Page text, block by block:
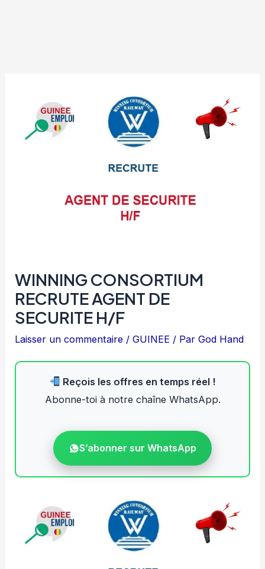
WINNING CONSORTIUM
RECRUTE AGENT DE
SECURITE H/F
Laisser un commentaire /GUINEE / ParGod Hand
Reçois les offres en temps réel !
Abonne-toi à notre chaîne WhatsApp.
S’abonner sur WhatsApp